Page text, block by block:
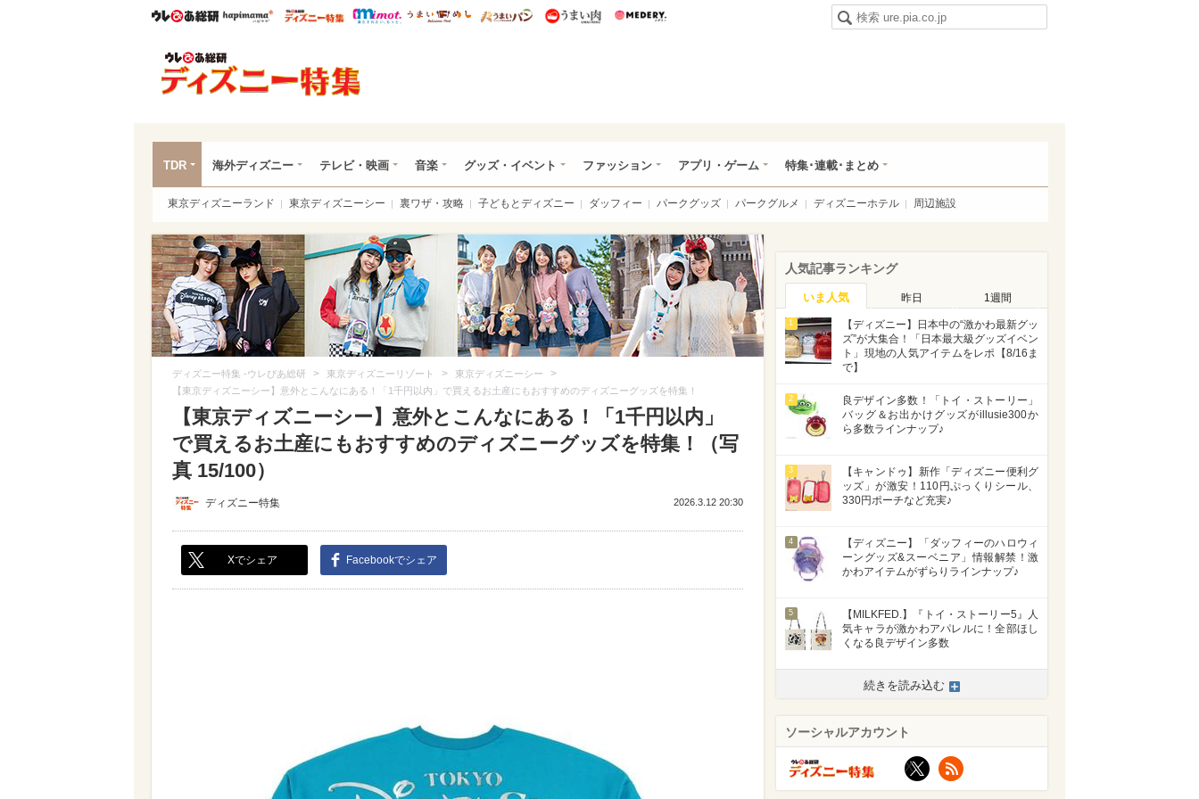
ウレぴあ総研ハピママ* ウレぴあ総研 ディズニー特集
mimot. うまいめし うまいパン うまい肉
TDR 海外ディズニー テレビ・映画 音楽 グッズ・イベント ファッション アプリ・ゲーム 特集･連載･まとめ
東京ディズニーランド 東京ディズニーシー 裏ワザ・攻略 子どもとディズニー ダッフィー パークグッズ パークグルメ ディズニーホテル 周辺施設
ディズニー特集 -ウレぴあ総研 > 東京ディズニーリゾート > 東京ディズニーシー >
【東京ディズニーシー】意外とこんなにある！「1千円以内」で買えるお土産にもおすすめのディズニーグッズを特集！
【東京ディズニーシー】意外とこんなにある！「1千円以内」
で買えるお土産にもおすすめのディズニーグッズを特集！（写
真 15/100）
ディズニー特集 2026.3.12 20:30
Xでシェア Facebookでシェア
人気記事ランキング
いま人気 昨日 1週間
1
【ディズニー】日本中の“激かわ最新グッ
ズ”が大集合！「日本最大級グッズイベン
ト」現地の人気アイテムをレポ【8/16ま
で】
2
良デザイン多数！「トイ・ストーリー」
バッグ＆お出かけグッズがillusie300か
ら多数ラインナップ♪
3
【キャンドゥ】新作「ディズニー便利グ
ッズ」が激安！110円ぷっくりシール、
330円ポーチなど充実♪
4
【ディズニー】「ダッフィーのハロウィ
ーングッズ&スーベニア」情報解禁！激
かわアイテムがずらりラインナップ♪
5
【MILKFED.】『トイ・ストーリー5』人
気キャラが激かわアパレルに！全部ほし
くなる良デザイン多数
続きを読み込む
ソーシャルアカウント
X